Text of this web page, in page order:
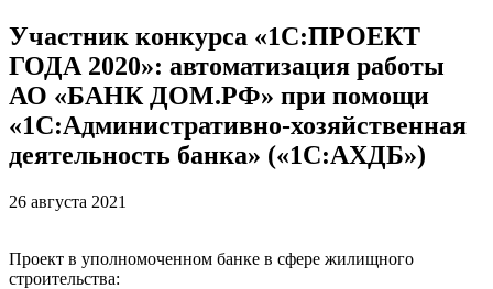
Участник конкурса «1С:ПРОЕКТ
ГОДА 2020»: автоматизация работы
АО «БАНК ДОМ.РФ» при помощи
«1С:Административно-хозяйственная
деятельность банка» («1С:АХДБ»)
26 августа 2021
Проект в уполномоченном банке в сфере жилищного
строительства: